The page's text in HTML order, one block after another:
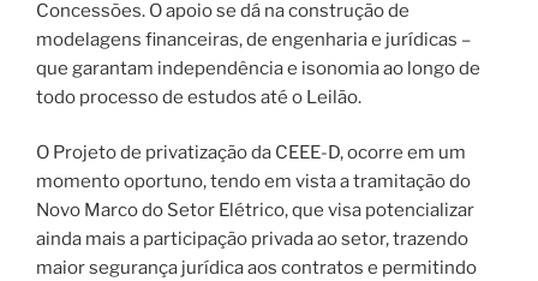
Concessões. O apoio se dá na construção de
modelagens financeiras, de engenharia e jurídicas –
que garantam independência e isonomia ao longo de
todo processo de estudos até o Leilão.
O Projeto de privatização da CEEE-D, ocorre em um
momento oportuno, tendo em vista a tramitação do
Novo Marco do Setor Elétrico, que visa potencializar
ainda mais a participação privada ao setor, trazendo
maior segurança jurídica aos contratos e permitindo